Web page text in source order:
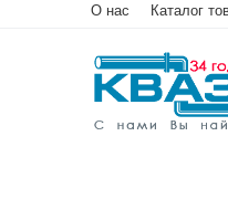
О нас Каталог